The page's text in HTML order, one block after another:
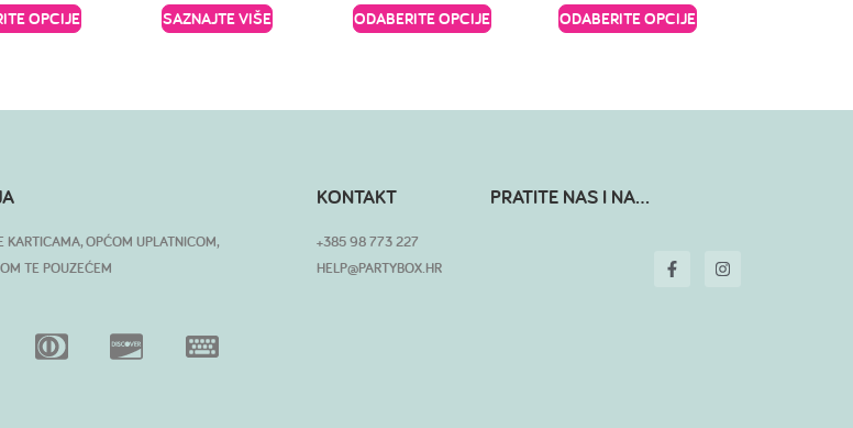
OPCIJE SAZNAJTE VIŠE ODABERITE OPCIJE ODABERITE OPCIJE
KARTICAMA, OPĆOM UPLATNICOM,
TE POUZEĆEM
KONTAKT
+385 98 773 227
HELP@PARTYBOX.HR
PRATITE NAS I NA...